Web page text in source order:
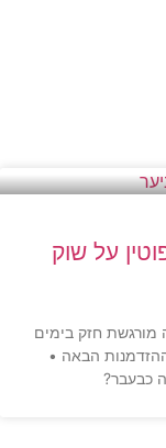
על שוק
מורגשת חזק בימים
הבאה •
כבעבר?